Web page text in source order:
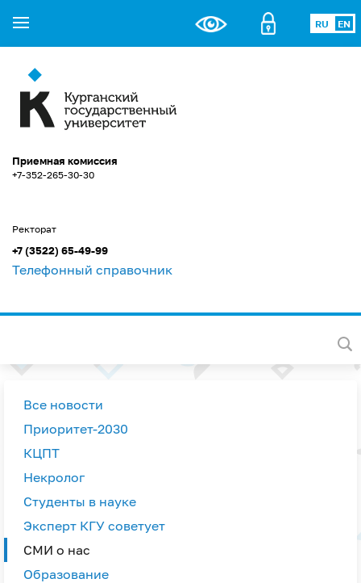
RU EN
Приемная комиссия
+7-352-265-30-30
Ректорат
+7 (3522) 65-49-99
Телефонный справочник
Все новости
Приоритет-2030
КЦПТ
Некролог
Студенты в науке
Эксперт КГУ советует
СМИ о нас
Образование